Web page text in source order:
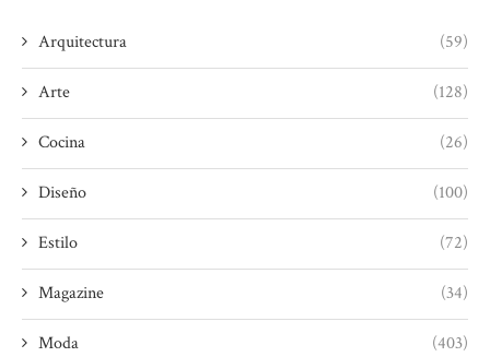
Arquitectura (59)
Arte (128)
Cocina (26)
Diseño (100)
Estilo (72)
Magazine (34)
Moda (403)